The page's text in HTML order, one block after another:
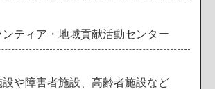
ティア・地域貢献活動センター
設や障害者施設、高齢者施設など